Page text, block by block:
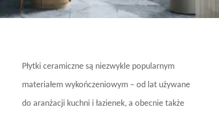
Płytki ceramiczne są niezwykle popularnym
materiałem wykończeniowym – od lat używane
do aranżacji kuchni i łazienek, a obecnie także